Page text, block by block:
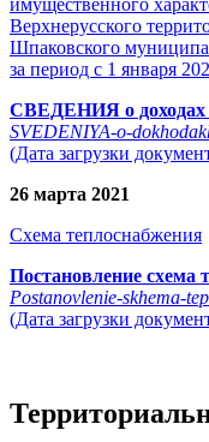
Верхнерусского
Шпаковского
за период с 1 января
СВЕДЕНИЯ о доходах
SVEDENIYA-o-
(Дата загрузки
26 марта 2021
Схема теплоснабжения
Постановление схема
Postanovlenie-skhema-
(Дата загрузки